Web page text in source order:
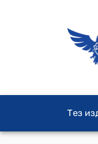
Тез